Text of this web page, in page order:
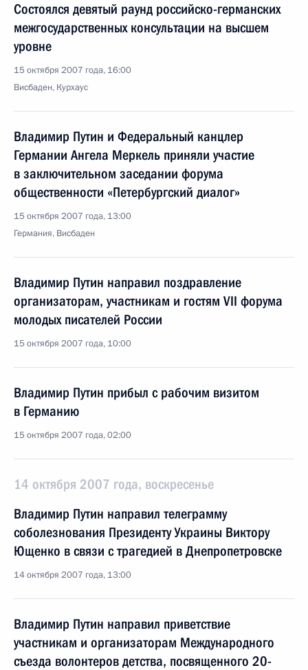
Состоялся девятый раунд российско-германских
межгосударственных консультации на высшем
уровне
15 октября 2007 года, 16:00
Висбаден, Курхаус
Владимир Путин и Федеральный канцлер
Германии Ангела Меркель приняли участие
в заключительном заседании форума
общественности «Петербургский диалог»
15 октября 2007 года, 13:00
Германия, Висбаден
Владимир Путин направил поздравление
организаторам, участникам и гостям VII форума
молодых писателей России
15 октября 2007 года, 10:00
Владимир Путин прибыл с рабочим визитом
в Германию
15 октября 2007 года, 02:00
14 октября 2007 года, воскресенье
Владимир Путин направил телеграмму
соболезнования Президенту Украины Виктору
Ющенко в связи с трагедией в Днепропетровске
14 октября 2007 года, 13:00
Владимир Путин направил приветствие
участникам и организаторам Международного
съезда волонтеров детства, посвященного 20-